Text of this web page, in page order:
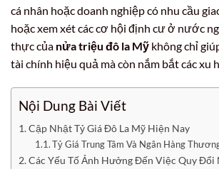
cá nhân hoặc doanh nghiệp có nhu cầu
hoặc xem xét các cơ hội định cư ở nước
thực của nửa triệu đô la Mỹ không chỉ
tài chính hiệu quả mà còn nắm bắt các xu
Nội Dung Bài Viết
Cập Nhật Tỷ Giá Đô La Mỹ Hiện Nay
Tỷ Giá Trung Tâm Và Ngân Hàng
Các Yếu Tố Ảnh Hưởng Đến Việc Quy Đổi